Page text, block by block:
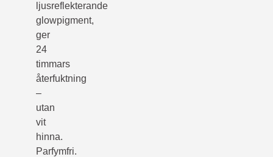
ljusreflekterande
glowpigment,
ger
24
timmars
återfuktning
–
utan
vit
hinna.
Parfymfri.